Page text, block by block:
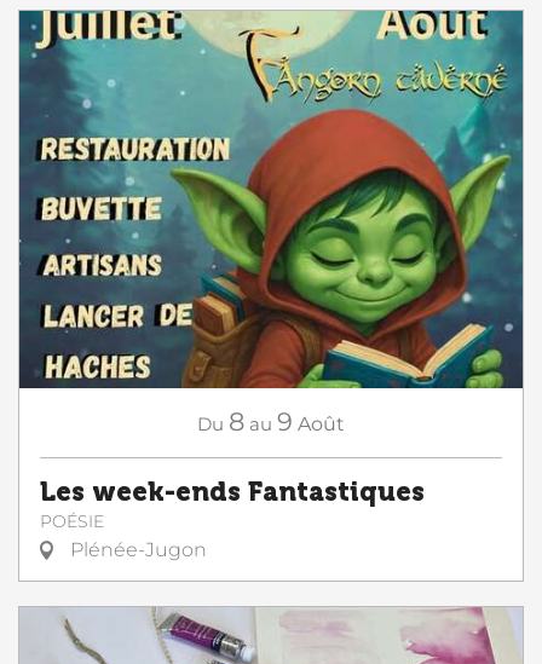
Du 8 au 9 Août
Les week-ends Fantastiques
POÉSIE
Plénée-Jugon